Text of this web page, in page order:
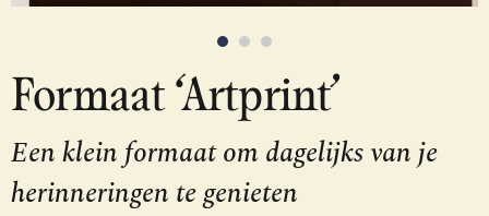
Formaat ‘Artprint’
Een klein formaat om dagelijks van je
herinneringen te genieten